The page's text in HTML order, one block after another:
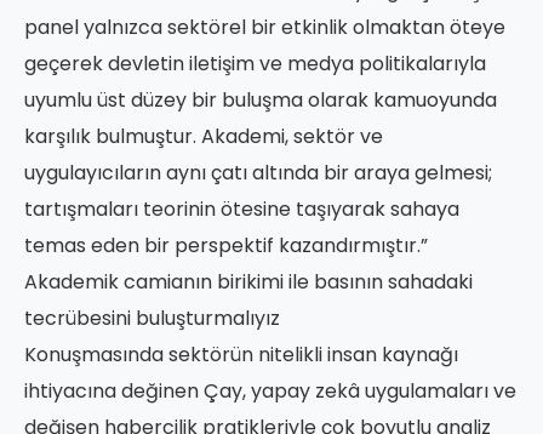
panel yalnızca sektörel bir etkinlik olmaktan öteye
geçerek devletin iletişim ve medya politikalarıyla
uyumlu üst düzey bir buluşma olarak kamuoyunda
karşılık bulmuştur. Akademi, sektör ve
uygulayıcıların aynı çatı altında bir araya gelmesi;
tartışmaları teorinin ötesine taşıyarak sahaya
temas eden bir perspektif kazandırmıştır.”
Akademik camianın birikimi ile basının sahadaki
tecrübesini buluşturmalıyız
Konuşmasında sektörün nitelikli insan kaynağı
ihtiyacına değinen Çay, yapay zekâ uygulamaları ve
değişen habercilik pratikleriyle çok boyutlu analiz